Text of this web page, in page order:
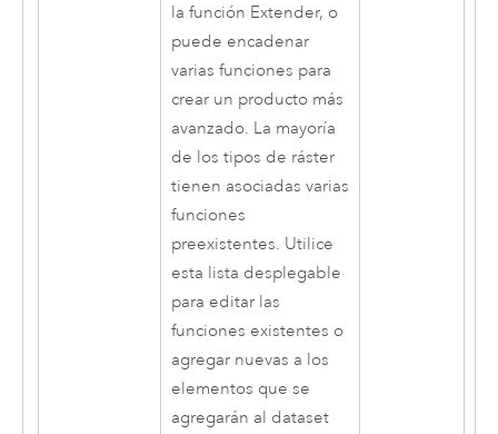
la función Extender, o
puede encadenar
varias funciones para
crear un producto más
avanzado. La mayoría
de los tipos de ráster
tienen asociadas varias
funciones
preexistentes. Utilice
esta lista desplegable
para editar las
funciones existentes o
agregar nuevas a los
elementos que se
agregarán al dataset